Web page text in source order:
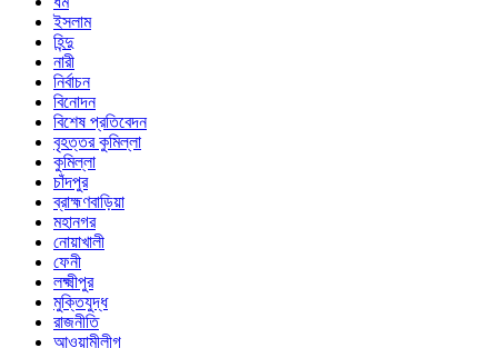
ইসলাম
হিন্দু
নারী
নির্বাচন
বিনোদন
বিশেষ প্রতিবেদন
বৃহত্তর কুমিল্লা
কুমিল্লা
চাঁদপুর
ব্রাহ্মণবাড়িয়া
মহানগর
নোয়াখালী
ফেনী
লক্ষ্মীপুর
মুক্তিযুদ্ধ
রাজনীতি
আওয়ামীলীগ